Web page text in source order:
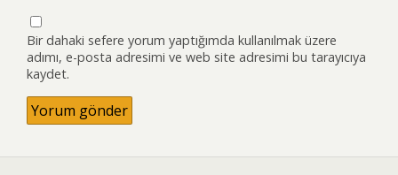
Bir dahaki sefere yorum yaptığımda kullanılmak üzere
adımı, e-posta adresimi ve web site adresimi bu tarayıcıya
kaydet.